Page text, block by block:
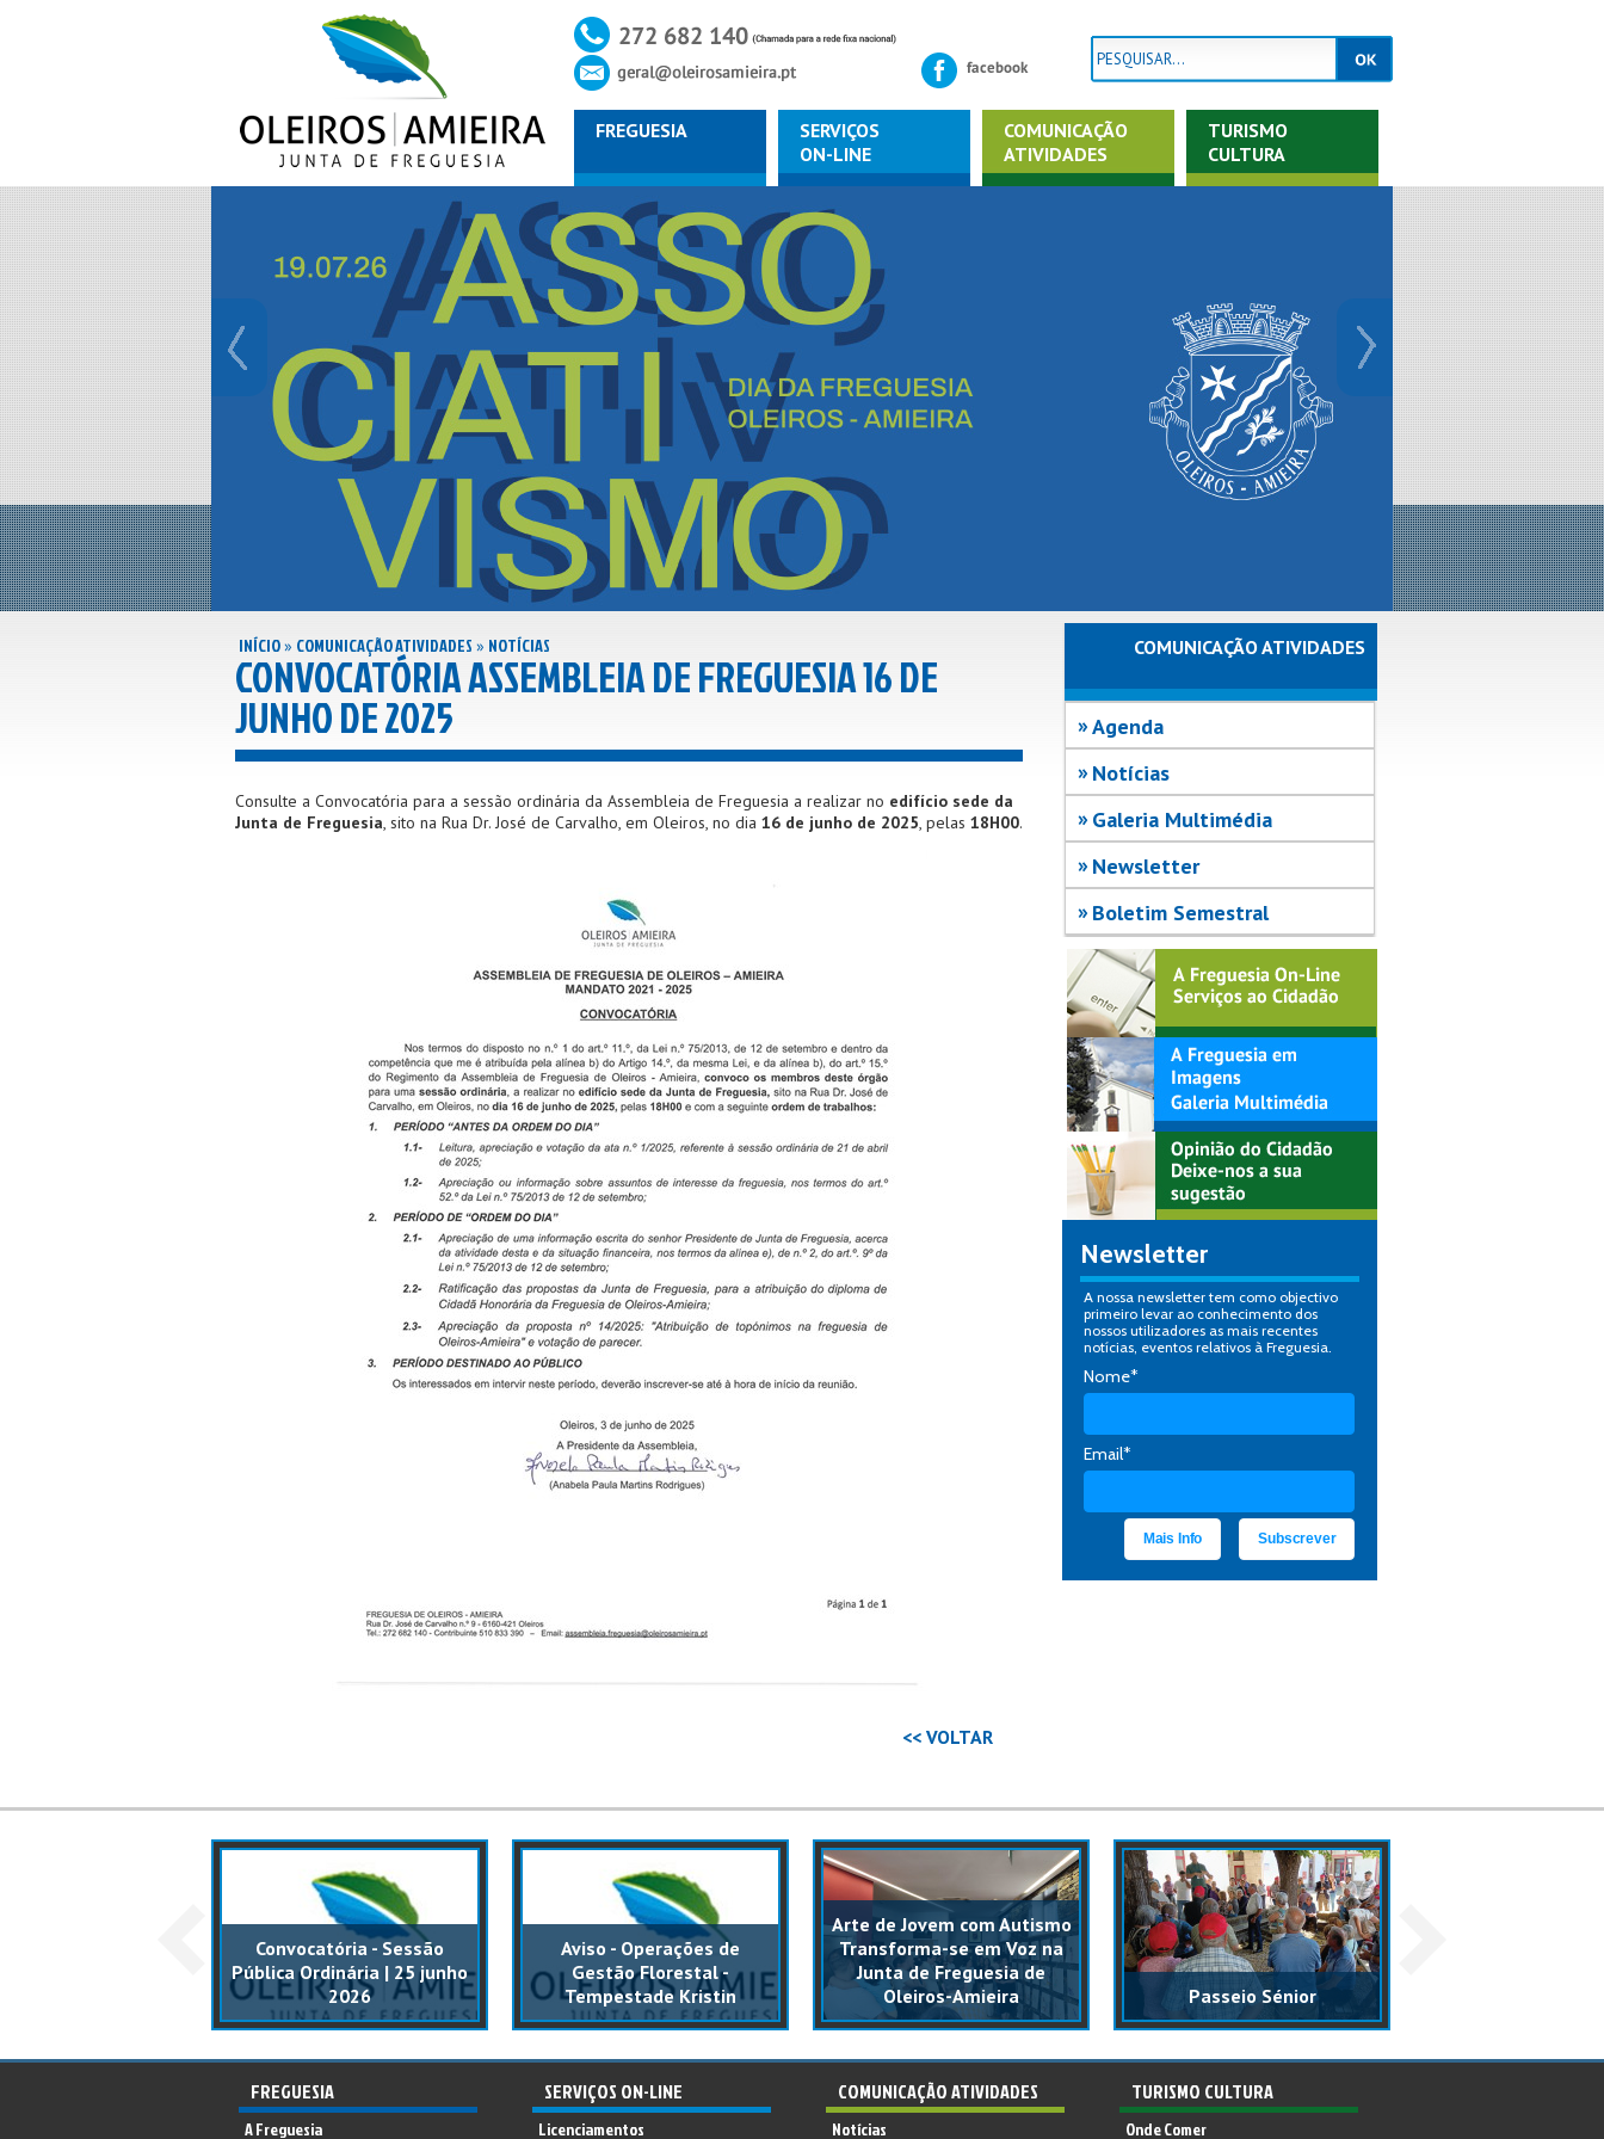
FREGUESIA
SERVIÇOS
ON-LINE
COMUNICAÇÃO
ATIVIDADES
TURISMO
CULTURA
INÍCIO» COMUNICAÇÃO ATIVIDADES » NOTÍCIAS
CONVOCATÓRIA ASSEMBLEIA DE FREGUESIA 16 DE
JUNHO DE 2025
Consulte a Convocatória para a sessão ordinária da Assembleia de Freguesia a realizar no edifício sede da
Junta de Freguesia, sito na Rua Dr. José de Carvalho, em Oleiros, no dia 16 de junho de 2025, pelas 18H00.
<< VOLTAR
COMUNICAÇÃO ATIVIDADES
Agenda
Notícias
Galeria Multimédia
Newsletter
Boletim Semestral
Newsletter
A nossa newsletter tem como objectivo
primeiro levar ao conhecimento dos
nossos utilizadores as mais recentes
notícias, eventos relativos à Freguesia.
Nome*
Email*
Convocatória - Sessão
Pública Ordinária | 25 junho
2026
Aviso - Operações de
Gestão Florestal -
Tempestade Kristin
Arte de Jovem com Autismo
Transforma-se em Voz na
Junta de Freguesia de
Oleiros-Amieira
Passeio Sénior
FREGUESIA
A Freguesia
SERVIÇOS ON-LINE
Licenciamentos
COMUNICAÇÃO ATIVIDADES
Notícias
TURISMO CULTURA
Onde Comer